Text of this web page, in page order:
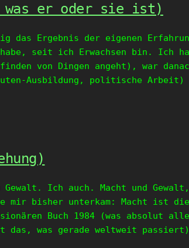
was er oder sie ist)
Ergebnis der eigenen
seit ich Erwachsen bin. Ich
von Dingen angeht), war
Ausbildung, politische
Ich auch. Macht und
bisher unterkam: Macht ist
Buch 1984 (was absolut alle
das, was gerade weltweit